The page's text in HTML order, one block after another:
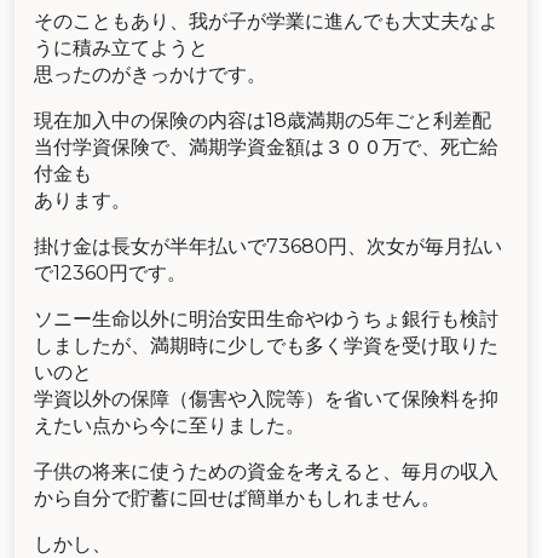
そのこともあり、我が子が学業に進んでも大丈夫なよ
うに積み立てようと
思ったのがきっかけです。
現在加入中の保険の内容は18歳満期の5年ごと利差配
当付学資保険で、満期学資金額は３００万で、死亡給
付金も
あります。
掛け金は長女が半年払いで73680円、次女が毎月払い
で12360円です。
ソニー生命以外に明治安田生命やゆうちょ銀行も検討
しましたが、満期時に少しでも多く学資を受け取りた
いのと
学資以外の保障（傷害や入院等）を省いて保険料を抑
えたい点から今に至りました。
子供の将来に使うための資金を考えると、毎月の収入
から自分で貯蓄に回せば簡単かもしれません。
しかし、